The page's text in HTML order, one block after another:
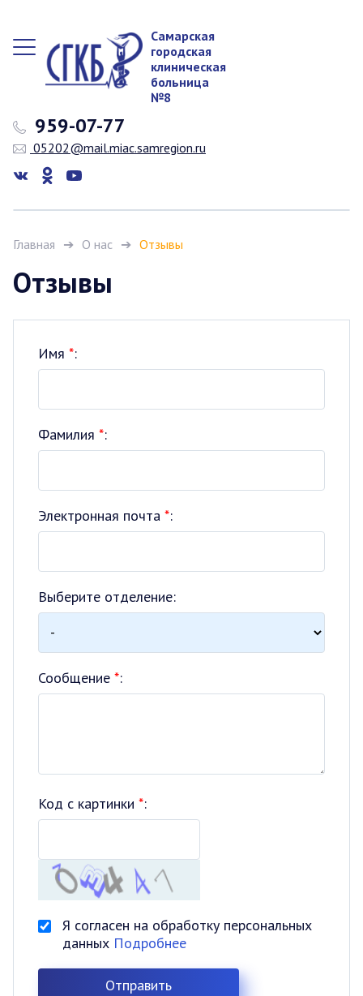
Самарская
городская
клиническая
больница
№8
959-07-77
05202@mail.miac.samregion.ru
Главная О нас Отзывы
Отзывы
Имя *:
Фамилия *:
Электронная почта *:
Выберите отделение:
Сообщение *:
Код с картинки *:
Я согласен на обработку персональных
данных Подробнее